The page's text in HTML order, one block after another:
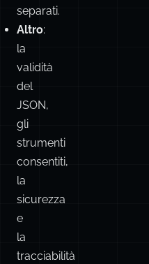
separati.
Altro:
la
validità
del
JSON,
gli
strumenti
consentiti,
la
sicurezza
e
la
tracciabilità